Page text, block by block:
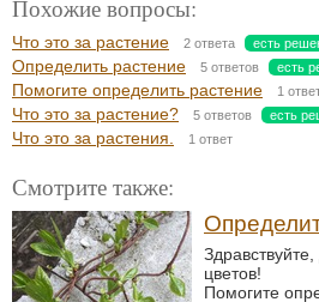
Похожие вопросы:
Что это за растение 2 ответа есть
Определить растение 5 ответов есть
Помогите определить растение 1
Что это за растение? 5 ответов есть
Что это за растения. 1 ответ
Смотрите также:
цветов!
Помогите